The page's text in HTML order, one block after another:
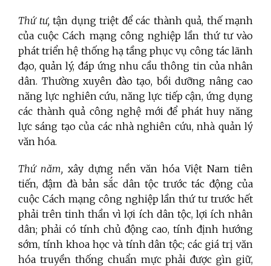
Thứ tư, tận dụng triệt để các thành quả, thế mạnh
của cuộc Cách mạng công nghiệp lần thứ tư vào
phát triển hệ thống hạ tầng phục vụ công tác lãnh
đạo, quản lý, đáp ứng nhu cầu thông tin của nhân
dân. Thường xuyên đào tạo, bồi dưỡng nâng cao
năng lực nghiên cứu, năng lực tiếp cận, ứng dụng
các thành quả công nghệ mới để phát huy năng
lực sáng tạo của các nhà nghiên cứu, nhà quản lý
văn hóa.
Thứ năm, xây dựng nền văn hóa Việt Nam tiên
tiến, đậm đà bản sắc dân tộc trước tác động của
cuộc Cách mạng công nghiệp lần thứ tư trước hết
phải trên tinh thần vì lợi ích dân tộc, lợi ích nhân
dân; phải có tính chủ động cao, tính định hướng
sớm, tính khoa học và tính dân tộc; các giá trị văn
hóa truyền thống chuẩn mực phải được gìn giữ,